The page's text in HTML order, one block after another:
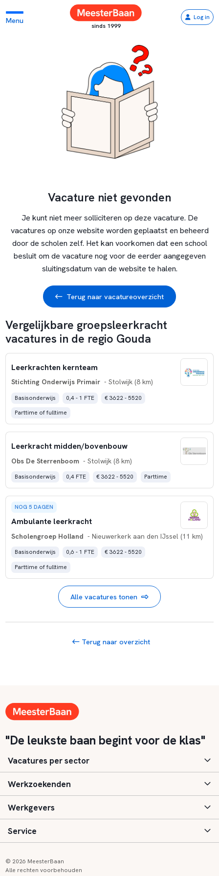
Menu
sinds 1999
Log in
Vacature niet gevonden
Je kunt niet meer solliciteren op deze vacature. De
vacatures op onze website worden geplaatst en beheerd
door de scholen zelf. Het kan voorkomen dat een school
besluit om de vacature nog voor de eerder aangegeven
sluitingsdatum van de website te halen.
Terug naar vacatureoverzicht
Vergelijkbare groepsleerkracht
vacatures in de regio Gouda
Leerkrachten kernteam
Stichting Onderwijs Primair - Stolwijk (8 km)
Basisonderwijs 0,4 - 1 FTE
€ 3622 - 5520
Parttime of fulltime
Leerkracht midden/bovenbouw
Obs De Sterrenboom - Stolwijk (8 km)
Basisonderwijs 0,4 FTE € 3622 - 5520 Parttime
NOG 5 DAGEN
Ambulante leerkracht
Scholengroep Holland - Nieuwerkerk aan den IJssel (11 km)
Basisonderwijs 0,6 - 1 FTE
€ 3622 - 5520
Parttime of fulltime
Alle vacatures tonen
Terug naar overzicht
"De leukste baan begint voor de klas"
Vacatures per sector
Basisonderwijs
Speciaal (basis) onderwijs
Voortgezet onderwijs
Werkzoekenden
Aanmelden
Vacatures
Werkgevers
Inloggen
Service
© 2026 MeesterBaan
Alle rechten voorbehouden